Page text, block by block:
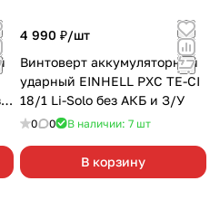
4 990 ₽/шт
Винтоверт аккумуляторный
ударный EINHELL PXC TE-CI
18/1 Li-Solo без АКБ и З/У
0 0 В наличии: 7 шт
В корзину